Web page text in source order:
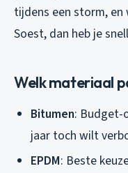
tijdens een storm, en
Soest, dan heb je
Welk materiaal
Bitumen: Budget-
jaar toch wilt
EPDM: Beste